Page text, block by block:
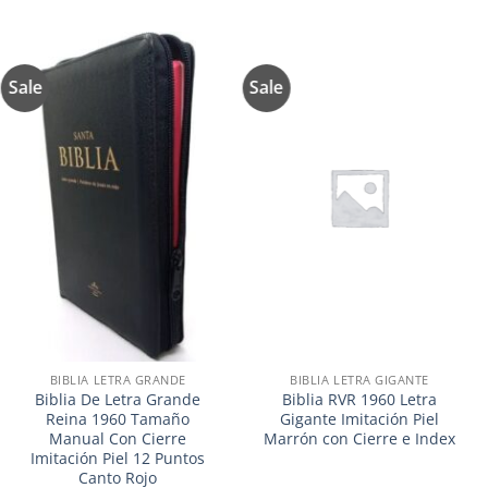
Sale
Añadir
a la
lista de
deseos
BIBLIA LETRA GRANDE
Biblia De Letra Grande
Reina 1960 Tamaño
Manual Con Cierre
Imitación Piel 12 Puntos
Canto Rojo
Sale
BIBLIA LETRA GIGANTE
Biblia RVR 1960 Letra
Gigante Imitación Piel
Marrón con Cierre e Index